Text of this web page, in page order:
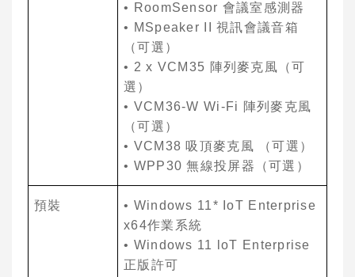
• RoomSensor 會議室感測器
• MSpeaker II視訊會議⾳箱
（可選）
• 2 x VCM35 陣列麥克風 （可
選）
• VCM36-W Wi-Fi 陣列麥克風
（可選）
• VCM38 吸頂麥克風 （可選）
• WPP30無線投屏器（可選）
預裝
• Windows 11* IoT Enterprise
x64作業系統
• Windows 11 loT Enterprise
正版許可